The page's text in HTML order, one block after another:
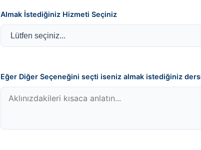
Almak İstediğiniz Hizmeti Seçiniz
Eğer Diğer Seçeneğini seçti iseniz almak istediğiniz